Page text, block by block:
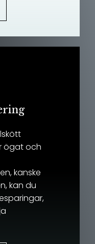
ögat och
kanske
kan du